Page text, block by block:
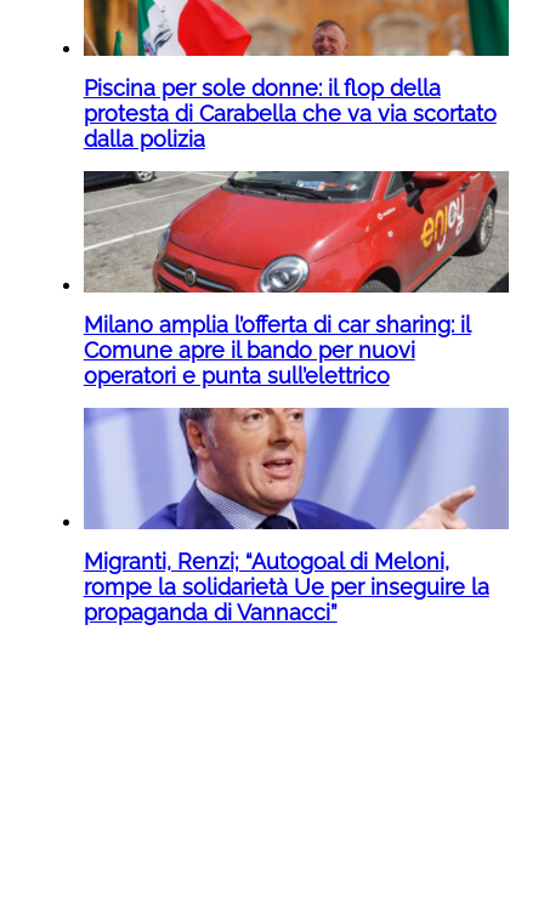
Piscina per sole donne: il flop della
protesta di Carabella che va via scortato
dalla polizia
Milano amplia l’offerta di car sharing: il
Comune apre il bando per nuovi
operatori e punta sull’elettrico
Migranti, Renzi; “Autogoal di Meloni,
rompe la solidarietà Ue per inseguire la
propaganda di Vannacci”